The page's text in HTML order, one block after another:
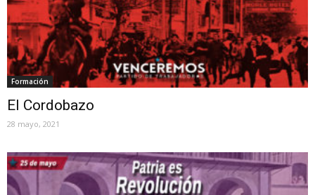
Formación
El Cordobazo
28 mayo, 2021